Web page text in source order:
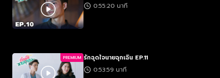
0:55:20 นาที
PREMIUM รักฉุดใจนายฉุกเฉิน EP.11
0:53:59 นาที